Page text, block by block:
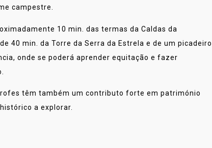
campestre.
10 min. das termas da Caldas da
40 min. da Torre da Serra da Estrela e de um picadeiro
onde se poderá aprender equitação e fazer
têm também um contributo forte em património
a explorar.